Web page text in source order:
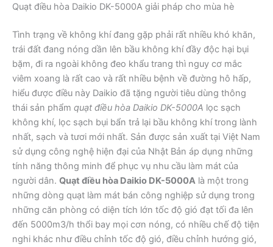
Quạt điều hòa Daikio DK-5000A giải pháp cho mùa hè
Tình trạng về không khí đang gặp phải rất nhiều khó khăn,
trái đất đang nóng dần lên bầu không khí đầy độc hại bụi
bặm, đi ra ngoài không đeo khẩu trang thì nguy cơ mắc
viêm xoang là rất cao và rất nhiều bệnh về đường hô hấp,
hiểu được điều này Daikio đã tặng người tiêu dùng thông
thái sản phẩm quạt điều hòa Daikio DK-5000A lọc sạch
không khí, lọc sạch bụi bẩn trả lại bầu không khí trong lành
nhất, sạch và tươi mới nhất. Sản được sản xuất tại Việt Nam
sử dụng công nghệ hiện đại của Nhật Bản áp dụng những
tính năng thông minh để phục vụ nhu cầu làm mát của
người dân. Quạt điều hòa Daikio DK-5000A là một trong
những dòng quạt làm mát bán công nghiệp sử dụng trong
những căn phòng có diện tích lớn tốc độ gió đạt tối đa lên
đến 5000m3/h thổi bay mọi cơn nóng, có nhiều chế độ tiện
nghi khác như điều chỉnh tốc độ gió, điều chỉnh hướng gió,